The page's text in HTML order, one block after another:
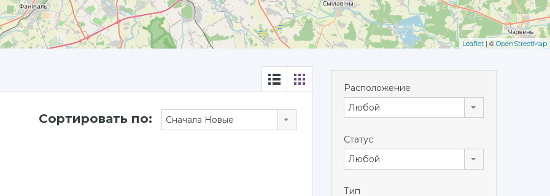
Leaflet | © OpenStreetMap
Сортировать по: Сначала Новые
Расположение
Любой
Статус
Любой
Тип